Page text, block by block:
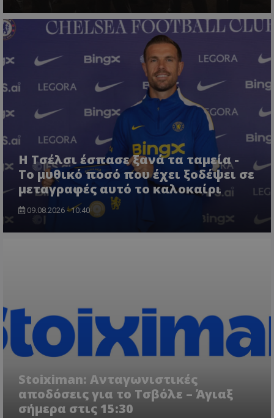
Η Τσέλσι έσπασε ξανά τα ταμεία -
Το μυθικό ποσό που έχει ξοδέψει σε
μεταγραφές αυτό το καλοκαίρι
09.08.2026 - 10:40
Stoiximan: Ανταγωνιστικές
αποδόσεις για το Τσβόλε – Άγιαξ
σήμερα στις 15:30